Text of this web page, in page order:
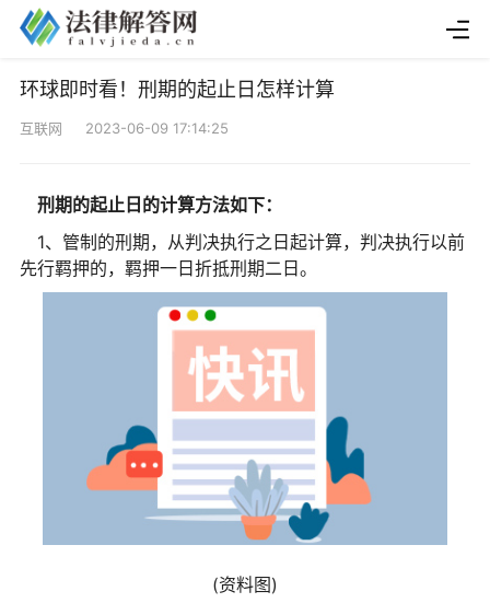
环球即时看！刑期的起止日怎样计算
互联网 2023-06-09 17:14:25
刑期的起止日的计算方法如下：
1、管制的刑期，从判决执行之日起计算，判决执行以前
先行羁押的，羁押一日折抵刑期二日。
(资料图)